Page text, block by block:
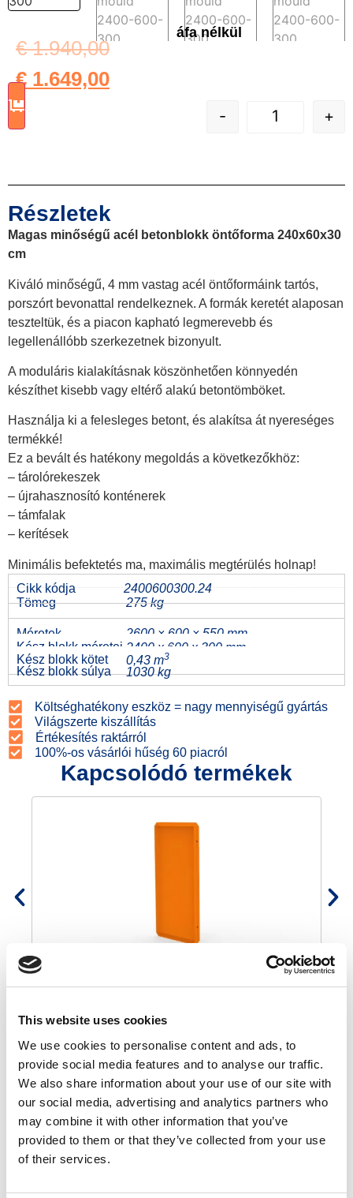
This website uses cookies
We use cookies to personalise content and ads, to
provide social media features and to analyse our traffic.
We also share information about your use of our site with
our social media, advertising and analytics partners who
may combine it with other information that you’ve
provided to them or that they’ve collected from your use
of their services.
€1.940,00
€ 1.649,00
áfa nélkül
- +
Részletek
Magas minőségű acél betonblokk öntőforma 240x60x30
cm
Kiváló minőségű, 4 mm vastag acél öntőformáink tartós,
porszórt bevonattal rendelkeznek. A formák keretét alaposan
teszteltük, és a piacon kapható legmerevebb és
legellenállóbb szerkezetnek bizonyult.
A moduláris kialakításnak köszönhetően könnyedén
készíthet kisebb vagy eltérő alakú betontömböket.
Használja ki a felesleges betont, és alakítsa át nyereséges
termékké!
Ez a bevált és hatékony megoldás a következőkhöz:
– tárolórekeszek
– újrahasznosító konténerek
– támfalak
– kerítések
Minimális befektetés ma, maximális megtérülés holnap!
Cikk kódja
2400600300.24
Tömeg
275 kg
Méretek
2600 × 600 × 550 mm
Kész blokk méretei 2400 x 600 x 300 mm
Kész blokk kötet
0,43 m3
Kész blokk súlya 1030 kg
Költséghatékony eszköz = nagy mennyiségű gyártás
Világszerte kiszállítás
Értékesítés raktárról
100%-os vásárlói hűség 60 piacról
Kapcsolódó termékek
€100,00
A penész használatának módja